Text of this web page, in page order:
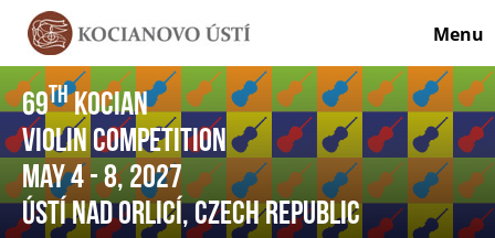
Menu
69thKocian
Violin Competition
May 4- 8, 2027
Ústí nad Orlicí, Czech Republic